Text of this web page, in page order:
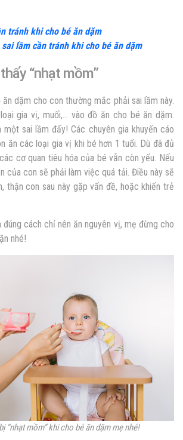
tránh khi cho bé ăn dặm
sai lầm cần tránh khi cho bé ăn dặm
“nhạt mồm”
ăn dặm cho con thường mắc phải sai lầm này.
gia vị, muối,… vào đồ ăn cho bé ăn dặm.
một sai lầm đấy! Các chuyên gia khuyến cáo
ăn các loại gia vị khi bé hơn 1 tuổi. Dù đã đủ
cơ quan tiêu hóa của bé vẫn còn yếu. Nếu
của con sẽ phải làm việc quá tải. Điều này sẽ
thận con sau này gặp vấn đề, hoặc khiến trẻ
cách chỉ nên ăn nguyên vị, mẹ đừng cho
nhé!
“nhạt mồm” khi cho bé ăn dặm mẹ nhé!